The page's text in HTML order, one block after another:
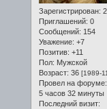
Зарегистрирован:
Приглашений: 0
Сообщений: 154
Уважение: +7
Позитив: +11
Пол: Мужской
Возраст: 36 [1989-
Провел на форуме:
5 часов 32 минуты
Последний визит: